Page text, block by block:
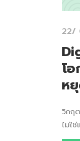
22/
โ
ห
วิกฤ
ไม่ใ